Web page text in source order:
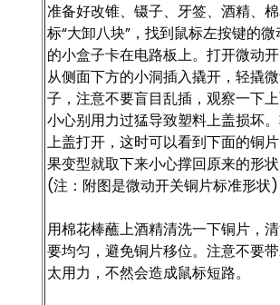
准备好改锥、镊子、牙签、酒精、
标“大卸八块”，找到鼠标左按键的
的小盒子卡在电路板上。打开微动
从侧面下方的小洞插入撬开，轻撬
子，注意不要盲目乱插，观察一下
小心别用力过猛导致塑料上盖损坏
上盖打开，这时可以看到下面的铜
果变型就取下来小心撑回原来的形状
(注：附图是微动开关铜片标准形状)
用棉花棒蘸上酒精清洗一下铜片，
要均匀，避免铜片移位。注意不要
太用力，不然会造成鼠标短路。